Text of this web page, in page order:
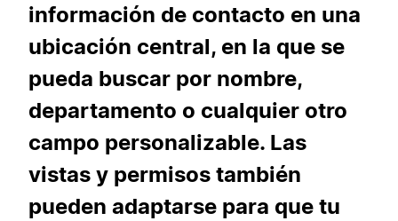
información de contacto en una
ubicación central, en la que se
pueda buscar por nombre,
departamento o cualquier otro
campo personalizable. Las
vistas y permisos también
pueden adaptarse para que tu